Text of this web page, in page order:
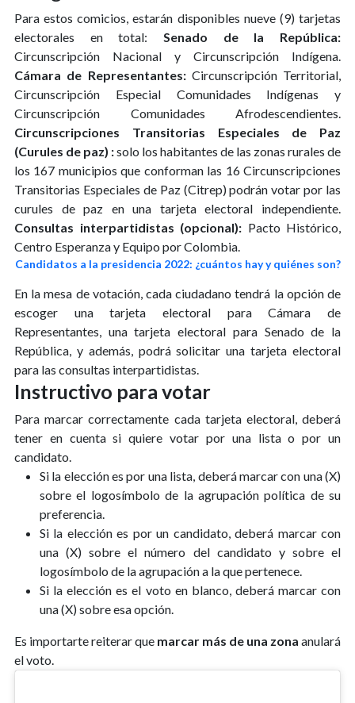
Para estos comicios, estarán disponibles nueve (9) tarjetas
electorales en total: Senado de la República:
Circunscripción Nacional y Circunscripción Indígena.
Cámara de Representantes:Circunscripción Territorial,
Circunscripción Especial Comunidades Indígenas y
Circunscripción Comunidades Afrodescendientes.
Circunscripciones Transitorias Especiales de Paz
(Curules de paz) :solo los habitantes de las zonas rurales de
los 167 municipios que conforman las 16 Circunscripciones
Transitorias Especiales de Paz (Citrep) podrán votar por las
curules de paz en una tarjeta electoral independiente.
Consultas interpartidistas (opcional): Pacto Histórico,
Centro Esperanza y Equipo por Colombia.
Candidatos a la presidencia 2022: ¿cuántos hay y quiénes son?
En la mesa de votación, cada ciudadano tendrá la opción de
escoger una tarjeta electoral para Cámara de
Representantes, una tarjeta electoral para Senado de la
República, y además, podrá solicitar una tarjeta electoral
para las consultas interpartidistas.
Instructivo para votar
Para marcar correctamente cada tarjeta electoral, deberá
tener en cuenta si quiere votar por una lista o por un
candidato.
Si la elección es por una lista, deberá marcar con una (X)
sobre el logosímbolo de la agrupación política de su
preferencia.
Si la elección es por un candidato, deberá marcar con
una (X) sobre el número del candidato y sobre el
logosímbolo de la agrupación a la que pertenece.
Si la elección es el voto en blanco, deberá marcar con
una (X) sobre esa opción.
Es importarte reiterar que marcar más de una zona anulará
el voto.